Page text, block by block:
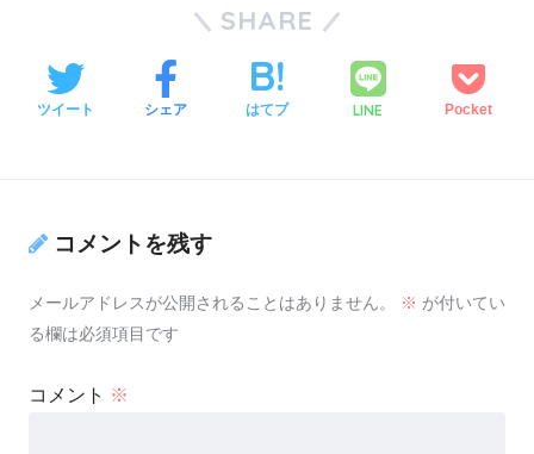
SHARE
ツイート シェア はてブ LINE Pocket
コメントを残す
メールアドレスが公開されることはありません。 ※ が付いてい
る欄は必須項目です
コメント ※